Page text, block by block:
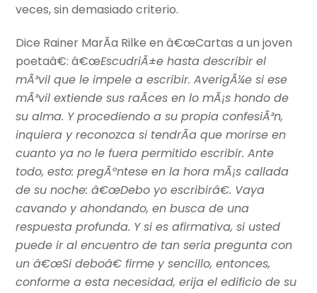
veces, sin demasiado criterio.
Dice Rainer MarÃ­a Rilke en â€œCartas a un joven
poetaâ€: â€œEscudriÃ±e hasta describir el
mÃ³vil que le impele a escribir. AverigÃ¼e si ese
mÃ³vil extiende sus raÃ­ces en lo mÃ¡s hondo de
su alma. Y procediendo a su propia confesiÃ³n,
inquiera y reconozca si tendrÃ­a que morirse en
cuanto ya no le fuera permitido escribir. Ante
todo, esto: pregÃºntese en la hora mÃ¡s callada
de su noche: â€œDebo yo escribirâ€. Vaya
cavando y ahondando, en busca de una
respuesta profunda. Y si es afirmativa, si usted
puede ir al encuentro de tan seria pregunta con
un â€œSi deboâ€ firme y sencillo, entonces,
conforme a esta necesidad, erija el edificio de su